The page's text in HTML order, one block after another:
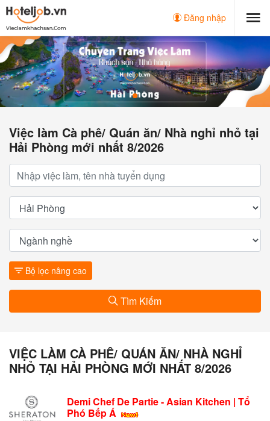
Đăng nhập
Việc làm Cà phê/ Quán ăn/ Nhà nghỉ nhỏ tại
Hải Phòng mới nhất 8/2026
Bộ lọc nâng cao
Tìm Kiếm
VIỆC LÀM CÀ PHÊ/ QUÁN ĂN/ NHÀ NGHỈ
NHỎ TẠI HẢI PHÒNG MỚI NHẤT 8/2026
Demi Chef De Partie - Asian Kitchen | Tổ
Phó Bếp Á